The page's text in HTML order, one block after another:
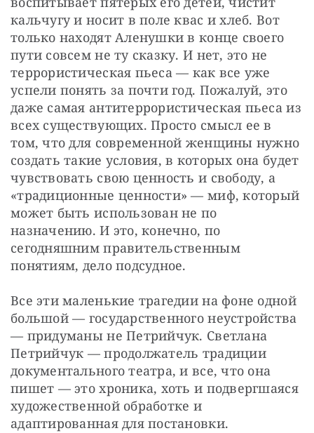
кальчугу и носит в поле квас и хлеб. Вот
только находят Аленушки в конце своего
пути совсем не ту сказку. И нет, это не
террористическая пьеса — как все уже
успели понять за почти год. Пожалуй, это
даже самая антитеррористическая пьеса из
всех существующих. Просто смысл ее в
том, что для современной женщины нужно
создать такие условия, в которых она будет
чувствовать свою ценность и свободу, а
«традиционные ценности» — миф, который
может быть использован не по
назначению. И это, конечно, по
сегодняшним правительственным
понятиям, дело подсудное.
Все эти маленькие трагедии на фоне одной
большой — государственного неустройства
— придуманы не Петрийчук. Светлана
Петрийчук — продолжатель традиции
документального театра, и все, что она
пишет — это хроника, хоть и подвергшаяся
художественной обработке и
адаптированная для постановки.